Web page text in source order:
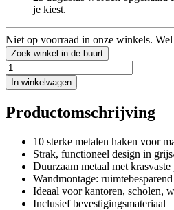
je kiest.
Niet op voorraad in onze winkels.
Zoek winkel in de buurt
In winkelwagen
Productomschrijving
10 sterke metalen haken voor
Strak, functioneel design in
Duurzaam metaal met
Wandmontage:
Ideaal voor kantoren, scholen,
Inclusief bevestigingsmateriaal